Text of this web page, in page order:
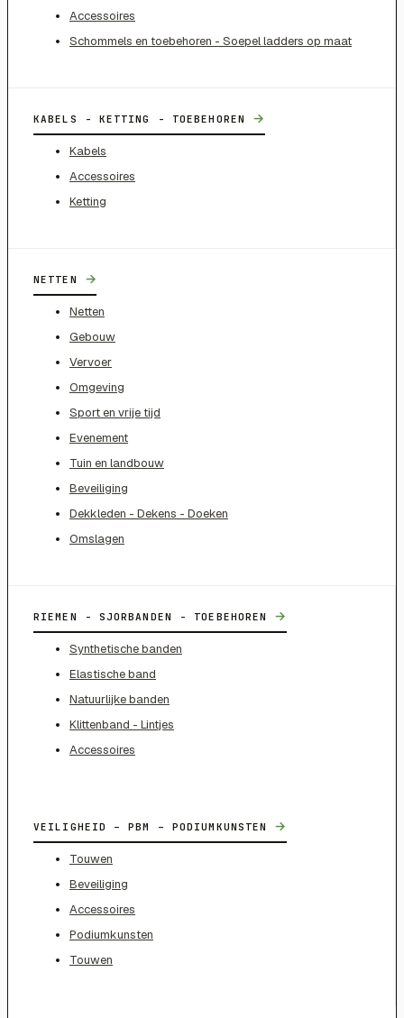
Accessoires
Schommels en toebehoren - Soepel ladders op maat
KABELS - KETTING - TOEBEHOREN →
Kabels
Accessoires
Ketting
NETTEN →
Netten
Gebouw
Vervoer
Omgeving
Sport en vrije tijd
Evenement
Tuin en landbouw
Beveiliging
Dekkleden - Dekens - Doeken
Omslagen
RIEMEN - SJORBANDEN - TOEBEHOREN →
Synthetische banden
Elastische band
Natuurlijke banden
Klittenband - Lintjes
Accessoires
VEILIGHEID – PBM – PODIUMKUNSTEN →
Touwen
Beveiliging
Accessoires
Podiumkunsten
Touwen